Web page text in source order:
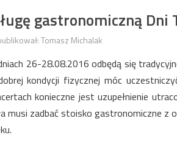
gastronomiczną Dni
Tomasz Michalak
26-28.08.2016 odbędą się
kondycji fizycznej móc
konieczne jest uzupełnienie
musi zadbać stoisko gastronomiczne